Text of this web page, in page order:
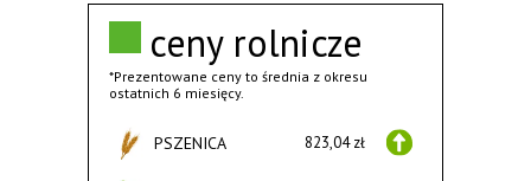
ceny rolnicze
*Prezentowane ceny to średnia z okresu
ostatnich 6 miesięcy.
PSZENICA 823,04 zł